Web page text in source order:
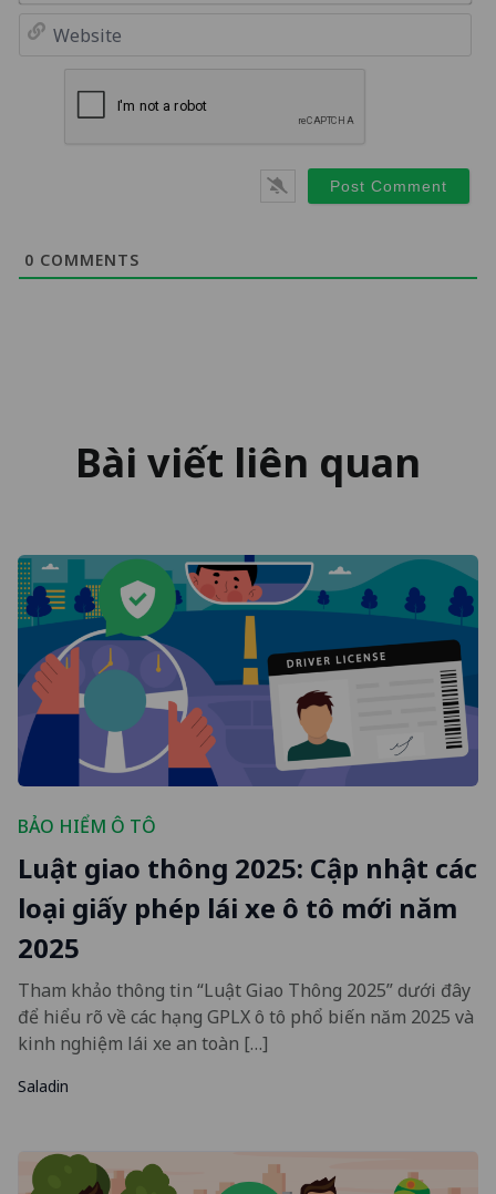
0 COMMENTS
Bài viết liên quan
BẢO HIỂM Ô TÔ
Luật giao thông 2025: Cập nhật các
loại giấy phép lái xe ô tô mới năm
2025
Tham khảo thông tin “Luật Giao Thông 2025” dưới đây
để hiểu rõ về các hạng GPLX ô tô phổ biến năm 2025 và
kinh nghiệm lái xe an toàn […]
Saladin